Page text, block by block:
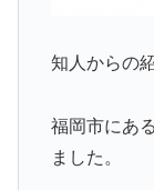
知人からの
福岡市にあ
ました。